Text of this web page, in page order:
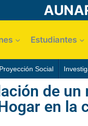
Estudiantes
Proyección Social
de
en la